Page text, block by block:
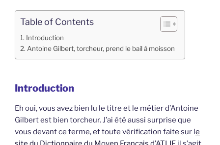
Table of Contents
Introduction
Antoine Gilbert, torcheur, prend le bail à moisson
Introduction
Eh oui, vous avez bien lu le titre et le métier d’Antoine
Gilbert est bien torcheur. J’ai été aussi surprise que
vous devant ce terme, et toute vérification faite sur le